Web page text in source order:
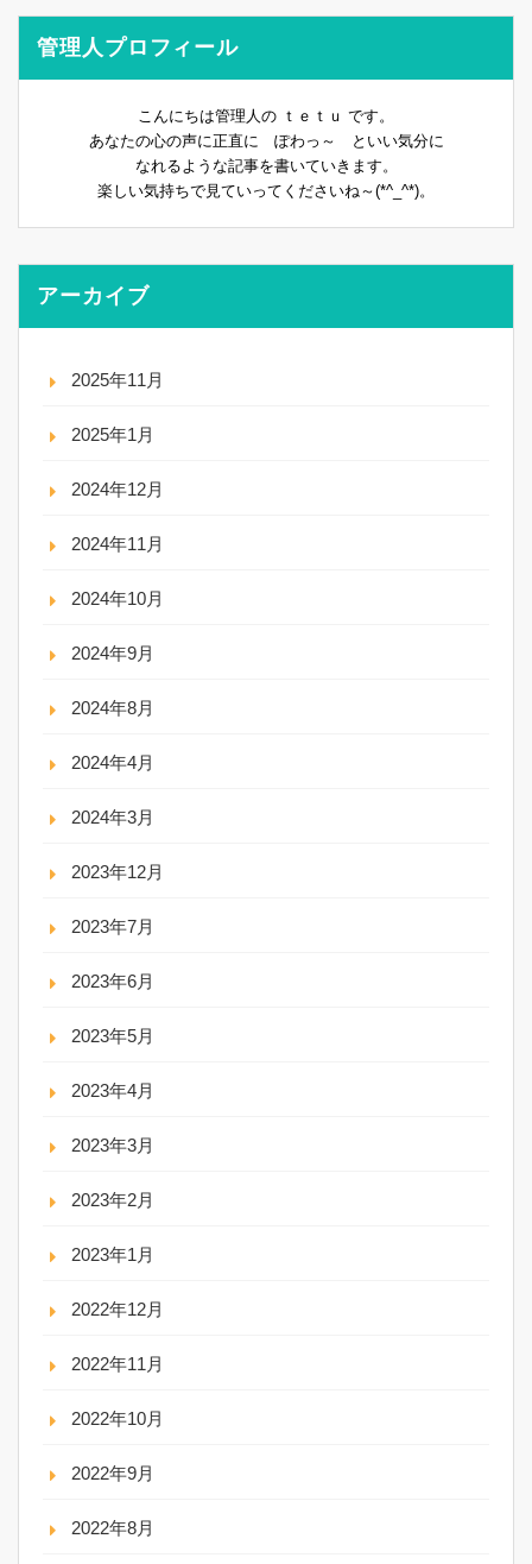
管理人プロフィール
こんにちは管理人の ｔｅｔｕ です。
あなたの心の声に正直に ぽわっ～ といい気分に
なれるような記事を書いていきます。
楽しい気持ちで見ていってくださいね～(*^_^*)。
アーカイブ
2025年11月
2025年1月
2024年12月
2024年11月
2024年10月
2024年9月
2024年8月
2024年4月
2024年3月
2023年12月
2023年7月
2023年6月
2023年5月
2023年4月
2023年3月
2023年2月
2023年1月
2022年12月
2022年11月
2022年10月
2022年9月
2022年8月